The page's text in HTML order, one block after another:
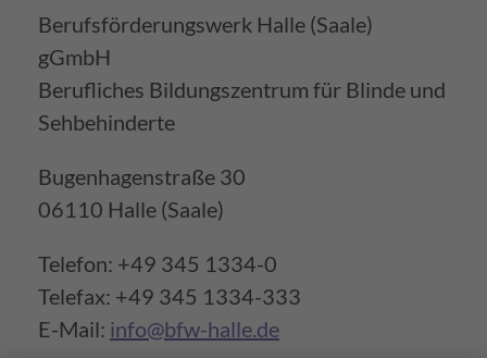
Berufsförderungswerk Halle (Saale)
gGmbH
Berufliches Bildungszentrum für Blinde und
Sehbehinderte
Bugenhagenstraße 30
06110 Halle (Saale)
Telefon: +49 345 1334-0
Telefax: +49 345 1334-333
E-Mail: info@bfw-halle.de